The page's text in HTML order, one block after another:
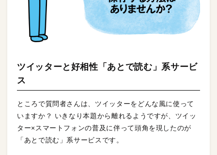
ツイッターと好相性「あとで読む」系サービ
ス
ところで質問者さんは、ツイッターをどんな風に使って
いますか？ いきなり本題から離れるようですが、ツイッ
ター×スマートフォンの普及に伴って頭角を現したのが
「あとで読む」系サービスです。